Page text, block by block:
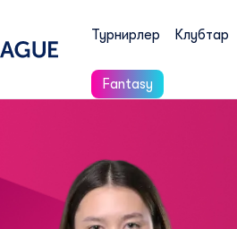
Турнирлер Клубтар
Fantasy